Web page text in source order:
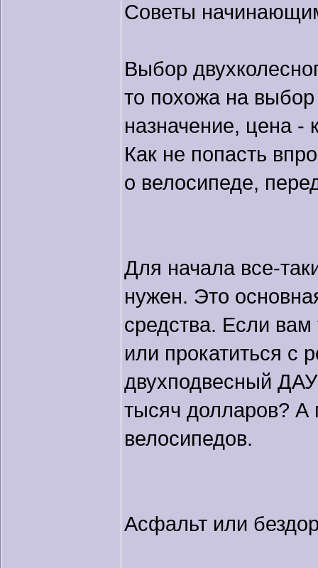
Советы
Выбор
то похожа на
назначение, цена
Как не попасть
о велосипеде,
Для начала все-
нужен. Это
средства. Если вам
или прокатиться с
двухподвесный
тысяч долларов? А
велосипедов.
Асфальт или